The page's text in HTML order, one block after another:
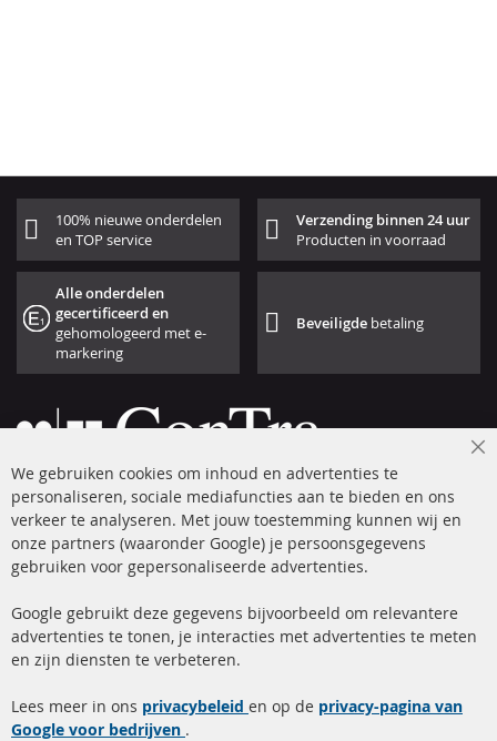
100% nieuwe onderdelen
en TOP service
Verzending binnen 24 uur
Producten in voorraad
Alle onderdelen
gecertificeerd en
gehomologeerd met e-
markering
Beveiligde betaling
+49 (0) 4533 799 00 0
ma-do: 09-17 u, vr Fr 09-16 u
info@contra-automotive.de
facebook
instagram
Snelle links
Roetfilter reiniging
Kundenservice
We gebruiken cookies om inhoud en advertenties te
personaliseren, sociale mediafuncties aan te bieden en ons
verkeer te analyseren. Met jouw toestemming kunnen wij en
onze partners (waaronder Google) je persoonsgegevens
gebruiken voor gepersonaliseerde advertenties.
Google gebruikt deze gegevens bijvoorbeeld om relevantere
advertenties te tonen, je interacties met advertenties te meten
en zijn diensten te verbeteren.
Lees meer in ons privacybeleid en op de privacy-pagina van
Google voor bedrijven .